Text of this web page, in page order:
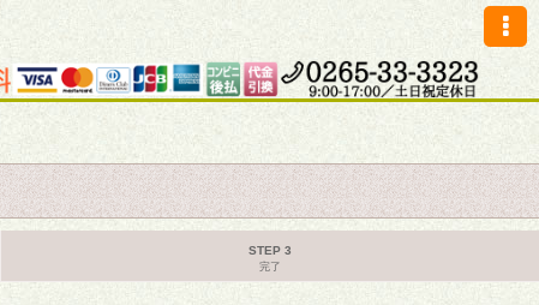
STEP 3
完了